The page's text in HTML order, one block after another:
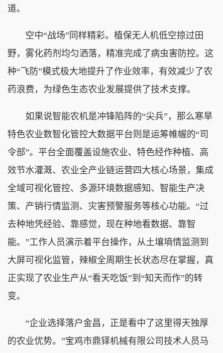
道。
空中“战场”同样精彩。植保无人机低空掠过田
野，雾化药剂均匀洒落，精准完成了病虫害防控。这
种“飞防”模式极大地提升了作业效率，有效减少了农
药浪费，为绿色生态农业发展提供了技术支撑。
如果说智能农机是冲锋陷阵的“尖兵”，那么寒旱
特色农业数智化管控大数据平台则是运筹帷幄的“司
令部”。平台全面覆盖设施农业、特色经作种植、高
效节水灌溉、农业全产业链运营四大核心场景，集成
全域可视化管控、多源环境数据感知、智能生产决
策、产销行情监测、灾害预警服务等核心功能。“过
去种地凭经验、靠感觉，现在种地看数据、靠智
能。”工作人员演示着平台操作，从土壤墒情监测到
大屏可视化监管，辣椒全周期生长状态尽在掌握，真
正实现了农业生产从“看天吃饭”到“知天而作”的转
变。
“企业选择落户金昌，正是看中了这里得天独厚
的农业优势。”宝鸡市鼎铎机械有限公司技术人员马